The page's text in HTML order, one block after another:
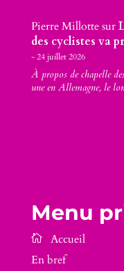
Pierre Millottesur
des cyclistes va
24 juillet 2026
À propos de chapelle
une en Allemagne, le
Menu
En bref